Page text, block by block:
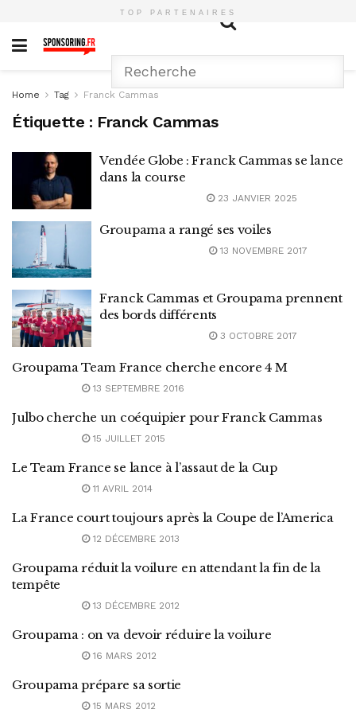
TOP PARTENAIRES
Home Tag Franck Cammas
Étiquette : Franck Cammas
Vendée Globe : Franck Cammas se lance
dans la course
23 JANVIER 2025
Groupama a rangé ses voiles
13 NOVEMBRE 2017
Franck Cammas et Groupama prennent
des bords différents
3 OCTOBRE 2017
Groupama Team France cherche encore 4 M
13 SEPTEMBRE 2016
Julbo cherche un coéquipier pour Franck Cammas
15 JUILLET 2015
Le Team France se lance à l’assaut de la Cup
11 AVRIL 2014
La France court toujours après la Coupe de l’America
12 DÉCEMBRE 2013
Groupama réduit la voilure en attendant la fin de la
tempête
13 DÉCEMBRE 2012
Groupama : on va devoir réduire la voilure
16 MARS 2012
Groupama prépare sa sortie
15 MARS 2012